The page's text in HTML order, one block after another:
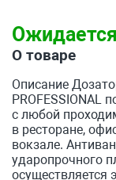
О товаре
Описание
PROFESSIONAL
с любой
в ресторане,
вокзале.
ударопрочного